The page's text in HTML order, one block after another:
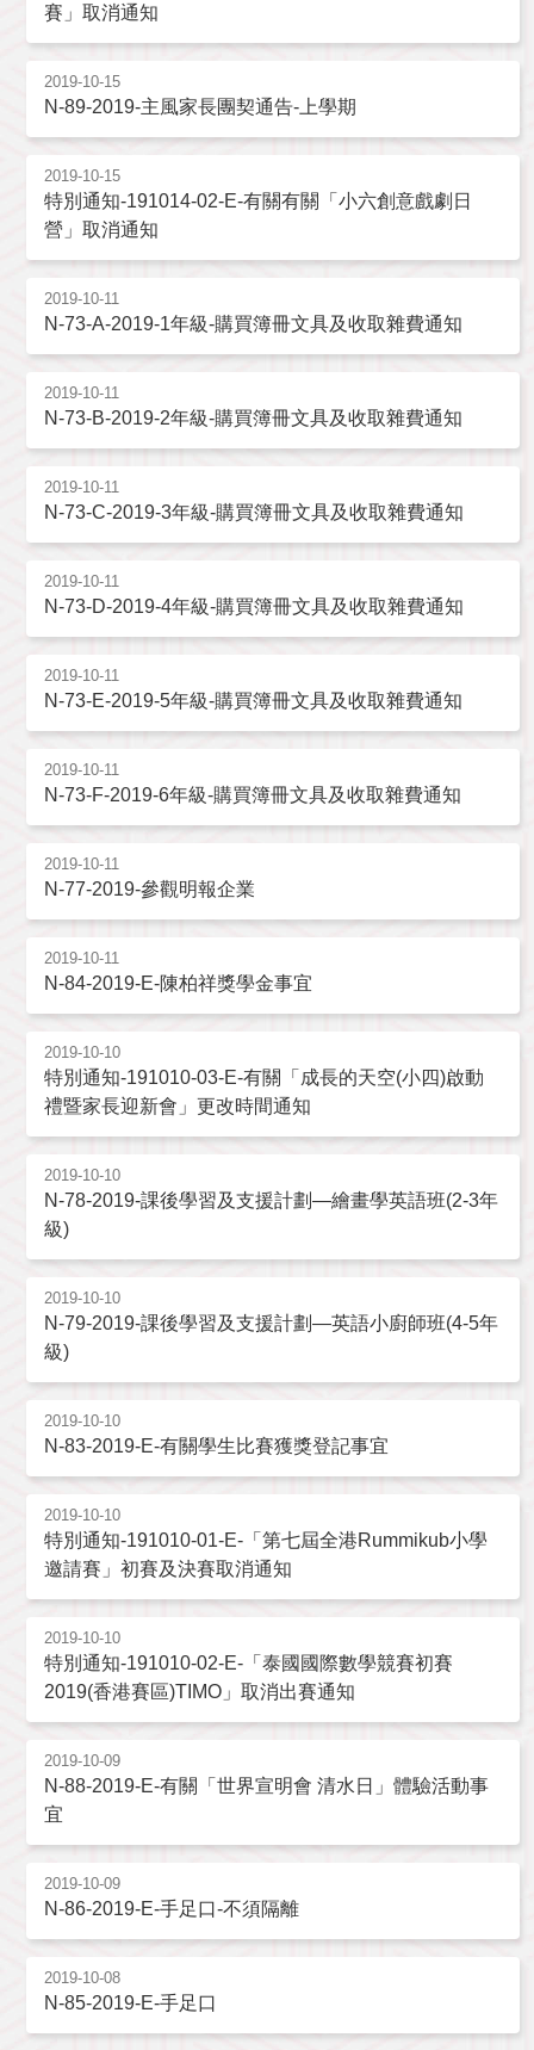
賽」取消通知
2019-10-15
N-89-2019-主風家長團契通告-上學期
2019-10-15
特別通知-191014-02-E-有關有關「小六創意戲劇日
營」取消通知
2019-10-11
N-73-A-2019-1年級-購買簿冊文具及收取雜費通知
2019-10-11
N-73-B-2019-2年級-購買簿冊文具及收取雜費通知
2019-10-11
N-73-C-2019-3年級-購買簿冊文具及收取雜費通知
2019-10-11
N-73-D-2019-4年級-購買簿冊文具及收取雜費通知
2019-10-11
N-73-E-2019-5年級-購買簿冊文具及收取雜費通知
2019-10-11
N-73-F-2019-6年級-購買簿冊文具及收取雜費通知
2019-10-11
N-77-2019-參觀明報企業
2019-10-11
N-84-2019-E-陳柏祥獎學金事宜
2019-10-10
特別通知-191010-03-E-有關「成長的天空(小四)啟動
禮暨家長迎新會」更改時間通知
2019-10-10
N-78-2019-課後學習及支援計劃—繪畫學英語班(2-3年
級)
2019-10-10
N-79-2019-課後學習及支援計劃—英語小廚師班(4-5年
級)
2019-10-10
N-83-2019-E-有關學生比賽獲獎登記事宜
2019-10-10
特別通知-191010-01-E-「第七屆全港Rummikub小學
邀請賽」初賽及決賽取消通知
2019-10-10
特別通知-191010-02-E-「泰國國際數學競賽初賽
2019(香港賽區)TIMO」取消出賽通知
2019-10-09
N-88-2019-E-有關「世界宣明會 清水日」體驗活動事
宜
2019-10-09
N-86-2019-E-手足口-不須隔離
2019-10-08
N-85-2019-E-手足口